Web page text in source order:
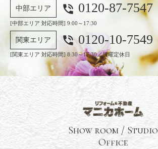
中部エリア phone_in_talk 0120-87-7547
[中部エリア 対応時間] 9:00～17:30
関東エリア phone_in_talk 0120-10-7549
[関東エリア 対応時間] 8:30～17:30／日曜定休日
Show room / Studio
Office